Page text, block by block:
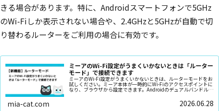
きる場合があります。特に、Androidスマートフォンで5GHz
のWi-Fiしか表示されない場合や、2.4GHzと5GHzが自動で切
り替わるルーターをご利用の場合に有効です。
ミーアのWi-Fi設定がうまくいかないときは「ルーター
モード」で接続できます
ミーアのWi-Fi設定がうまくいかないときは、ルーターモードをお
試しください。ミーア本体が一時的にWi-Fiのアクセスポイントに
なり、ブラウザから設定できます。Androidのデュアルバンドルー
くいかない場合の手順をわかりやすく解説します。
mia-cat.com 2026.06.28